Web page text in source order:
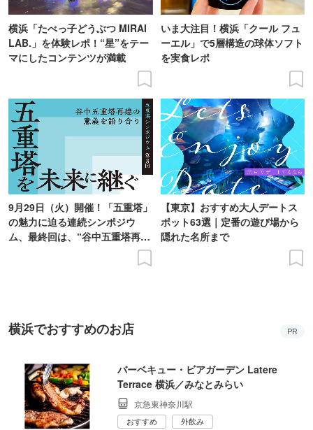
横浜「たべっ子どうぶつ MIRAI
LAB.」を体験レポ！“星”をテー
マにしたコンテンツが満載
いま大注目！横浜「クール フュ
ーエル」で5層構造の球体ソフト
を実食レポ
9月29日（火）開催！「五重塔」
の魅力に迫る連続シンポジウ
ム、最終回は、“谷中五重塔再建
【東京】おすすめ大人デートス
ポット63選｜定番の遊び場から
隠れた名所まで
横浜でおすすめのお店 PR
バーベキュー・ビアガーデン Latere
Terrace 横浜／みなとみらい
京急東神奈川駅
おすすめ 外飲み